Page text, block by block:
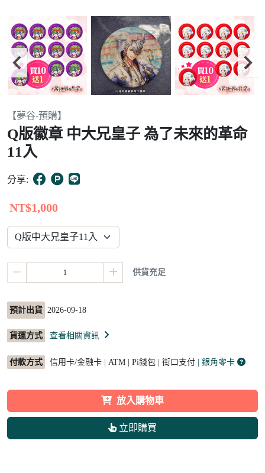
Item
2
of
8
【夢谷-預購】
Q版徽章 中大兄皇子 為了未來的革命
11入
分享:
NT$1,000
供貨充足
預計出貨 2026-09-18
貨運方式 查看相關資訊
付款方式 信用卡/金融卡 | ATM | Pi錢包 | 街口支付 | 銀角零卡
放入購物車
立即購買